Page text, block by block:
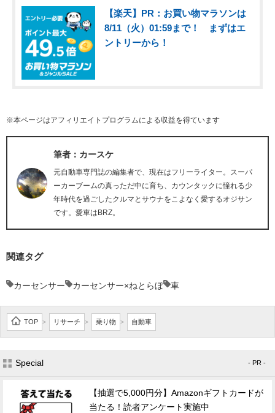
【楽天】PR：お買い物マラソンは
8/11（火）01:59まで！ まずはエ
ントリーから！
※本ページはアフィリエイトプログラムによる収益を得ています
筆者：カースケ
元自動車専門誌の編集者で、現在はフリーライター。スーパ
ーカーブームの真っただ中に育ち、カウンタックに憧れる少
年時代を過ごしたクルマとサウナをこよなく愛するオジサン
です。愛車はBRZ。
関連タグ
カーセンサー カーセンサー×ねとらぼ 車
TOP > リサーチ > 乗り物 > 自動車
Special - PR -
【抽選で5,000円分】Amazonギフトカードが
当たる！読者アンケート実施中